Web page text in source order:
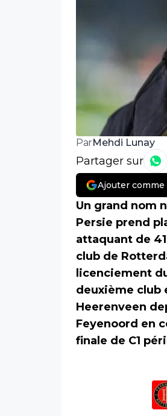
ParMehdi Lunay
Partager sur
Ajouter comme
Un grand nom
Persie prend
attaquant de
club de
licenciement
deuxième club
Heerenveen
Feyenoord en
finale de C1